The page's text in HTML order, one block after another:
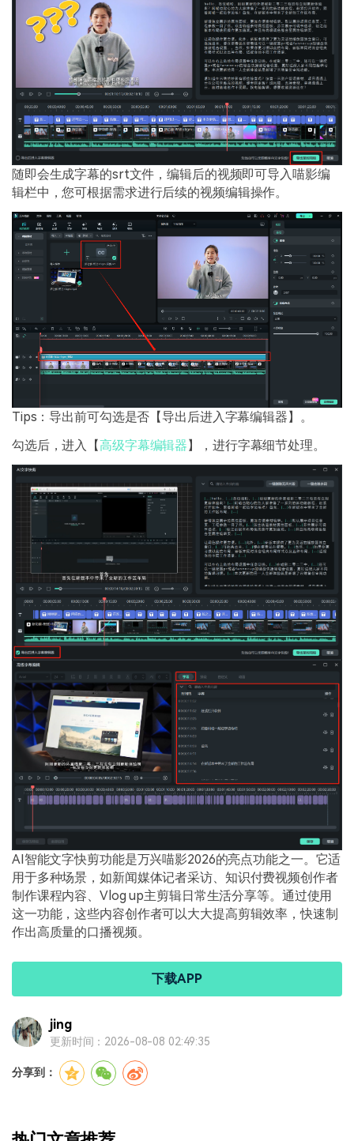
随即会生成字幕的srt文件，编辑后的视频即可导入喵影编
辑栏中，您可根据需求进行后续的视频编辑操作。
Tips：导出前可勾选是否【导出后进入字幕编辑器】。
勾选后，进入【高级字幕编辑器 】，进行字幕细节处理。
AI智能文字快剪功能是万兴喵影2026的亮点功能之一。它适
用于多种场景，如新闻媒体记者采访、知识付费视频创作者
制作课程内容、Vlog up主剪辑日常生活分享等。通过使用
这一功能，这些内容创作者可以大大提高剪辑效率，快速制
作出高质量的口播视频。
下载APP
jing
更新时间：2026-08-08 02:49:35
分享到：